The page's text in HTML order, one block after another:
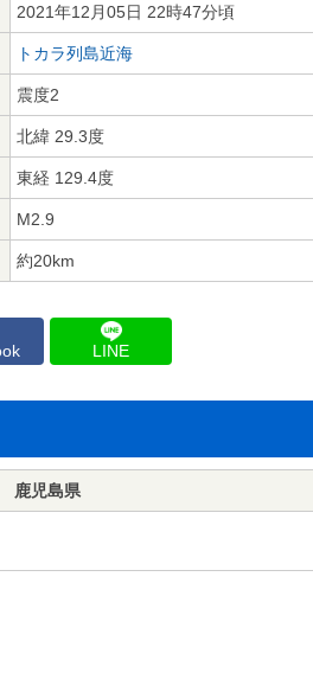
2021年12月05日 22時47分頃
トカラ列島近海
震度2
北緯 29.3度
東経 129.4度
M2.9
約20km
LINE
鹿児島県